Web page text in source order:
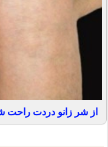
از شر زانو دردت